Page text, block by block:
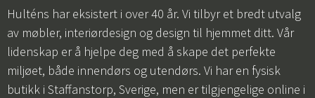
Hulténs har eksistert i over 40 år. Vi tilbyr et bredt utvalg
av møbler, interiørdesign og design til hjemmet ditt. Vår
lidenskap er å hjelpe deg med å skape det perfekte
miljøet, både innendørs og utendørs. Vi har en fysisk
butikk i Staffanstorp, Sverige, men er tilgjengelige online i